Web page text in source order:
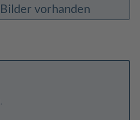
vorhanden